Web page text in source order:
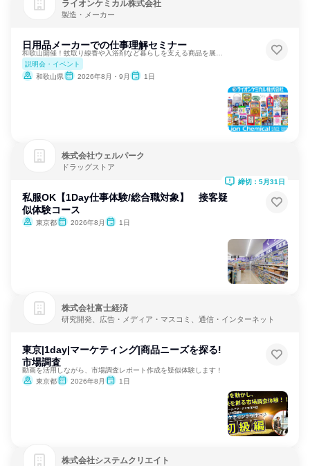
ライオンケミカル株式会社
製造・メーカー
日用品メーカーでの仕事理解セミナー
説明会・イベント
和歌山県
2026年8月・9月 1日
株式会社ウェルパーク
ドラッグストア
私服OK【1Day仕事体験/総合職対象】 接客疑
似体験コース
東京都 2026年8月 1日
締切：5月31日
株式会社富士経済
研究開発、広告・メディア・マスコミ、通信・インターネット
東京|1day|マーケティング|商品ニーズを探る!
市場調査
動画を活用しながら、市場調査レポート作成を疑似体験します！
東京都
2026年8月 1日
株式会社システムクリエイト